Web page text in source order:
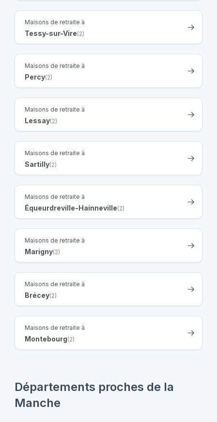
Maisons de retraite à
Tessy-sur-Vire(2)
Maisons de retraite à
Percy(2)
Maisons de retraite à
Lessay(2)
Maisons de retraite à
Sartilly(2)
Maisons de retraite à
Équeurdreville-Hainneville(2)
Maisons de retraite à
Marigny(2)
Maisons de retraite à
Brécey(2)
Maisons de retraite à
Montebourg(2)
Départements proches de la
Manche